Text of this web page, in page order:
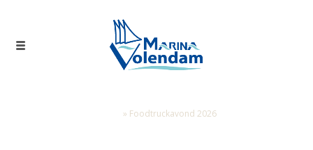
» Foodtruckavond 2026